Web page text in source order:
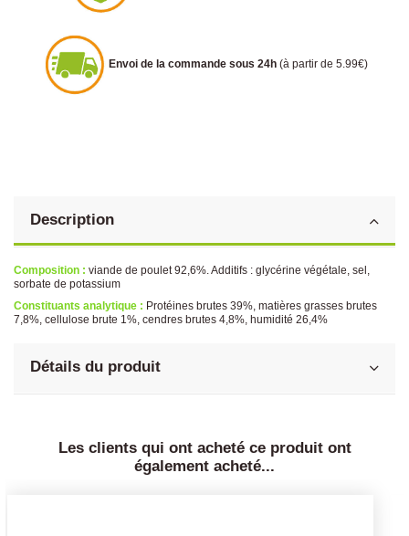
Envoi de la commande sous 24h (à partir de 5.99€)
Description
Composition : viande de poulet 92,6%. Additifs : glycérine végétale, sel,
sorbate de potassium
Constituants analytique : Protéines brutes 39%, matières grasses brutes
7,8%, cellulose brute 1%, cendres brutes 4,8%, humidité 26,4%
Détails du produit
Les clients qui ont acheté ce produit ont
également acheté...